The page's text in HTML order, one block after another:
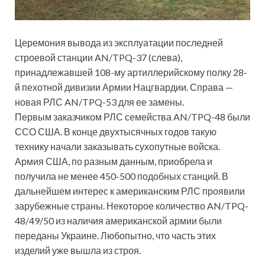
Церемония вывода из эксплуатации последней
строевой станции AN/TPQ-37 (слева),
принадлежавшей 108-му артиллерийскому полку 28-
й пехотной дивизии Армии Нацгвардии. Справа —
новая РЛС AN/TPQ-53 для ее замены.
Первым заказчиком РЛС семейства AN/TPQ-48 были
ССО США. В конце двухтысячных годов такую
технику начали заказывать сухопутные войска.
Армия США, по разным данным, приобрела и
получила не менее 450-500 подобных станций. В
дальнейшем интерес к американским РЛС проявили
зарубежные страны. Некоторое количество AN/TPQ-
48/49/50 из наличия американской армии были
переданы Украине. Любопытно, что часть этих
изделий уже вышла из строя.